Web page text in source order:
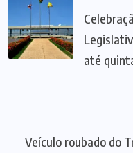
até
Veículo roubado do